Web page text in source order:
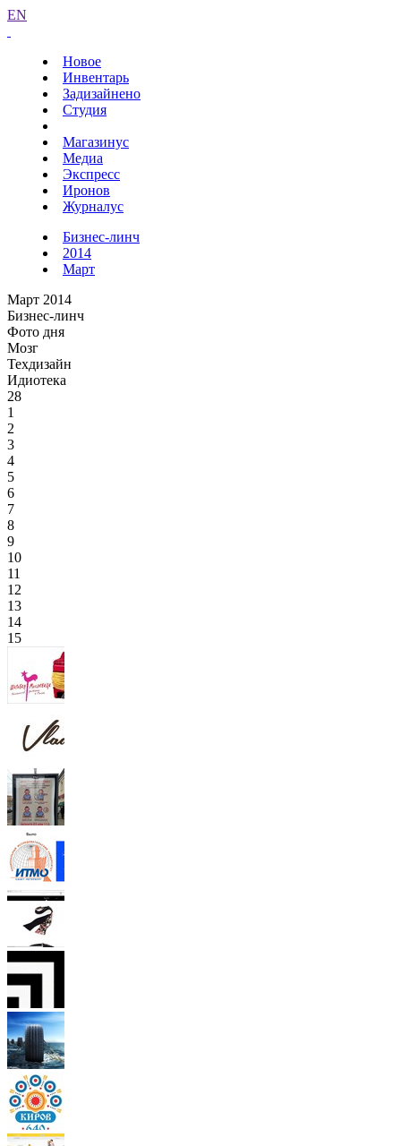
EN
Новое
Инвентарь
Задизайнено
Студия
Магазинус
Медиа
Экспресс
Иронов
Журналус
Бизнес-линч
2014
Март
Март 2014
Бизнес-линч
Фото дня
Мозг
Техдизайн
Идиотека
28
1
2
3
4
5
6
7
8
9
10
11
12
13
14
15